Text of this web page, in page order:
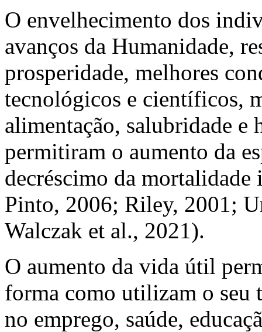
O envelhecimento dos
avanços da Humanidade,
prosperidade, melhores
tecnológicos e científicos,
alimentação, salubridade e
permitiram o aumento da
decréscimo da
Pinto, 2006; Riley, 2001;
Walczak et al., 2021).
O aumento da vida útil
forma como utilizam o seu
no emprego, saúde,